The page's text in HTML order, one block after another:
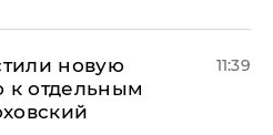
новую
отдельным
11:39